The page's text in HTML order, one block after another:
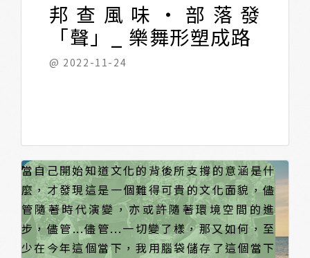
邦查風味・部落發
「聲」_ 樂舞形塑成路
@ 2022-11-24
樂間奏(間奏)出來跳舞的人，當時的畫面想像
應該是很多不同民俗、舞風會出現的派對場
計畫主持人，每參與一場次，等同於又欣賞了
不同的美麗風景，誰是傳統，誰又不傳統？這
件事情已經沒有特定的答案了，自我反思之後
才理解「答案只是在某個時間當下設定的框架
「 剎那間孩子們長大了 」
薄薄部落成年禮這件事情，剛好因緣際會而
已，今年榮幸獲得Changemaker來作為地方實
踐的資格，行動過程中，巴奈・母路教授跟我
們說，今年也是八年一次的部落成年禮，叫我
們一定要去看看參與，一定會有不同的感觸在
Ina千交代萬交代我們行前一天千萬不能吃
「蔥、蒜、雞、蛋、魚」，這就是對部落文化
好奇的開始，為什麼不能吃？一百萬個為什
麼？但我們還是聽耆老的建議，我們真的沒有
違反禁忌，早早休息，因為成年禮發生在凌晨
我們與青年志工約定三點到達啟程會場，睡眼
惺忪的我們到集會所，才發現好多人，而這群
人都來自仁里部落，對大的心靈感觸就是「我
親臨現場」而不再是透過影像看見。
三點半四點左右，阿拉邁 年齡階層的小朋友開
始出發，一路從吉安菸葉廠往海邊的方向邁
進，路程約四五公里。
參與之前我們腦補了很多學術知識，而參與就
是我們的實踐，那天我給部落青年Kulas載著，
我就是負責拿著手機錄影、錄音、拍照，Kulas
也很熱情的跟我分享他們在做什麼，為什麼要
跑這一條路徑，我才瞭解，這條路徑並不是地
沿途部落民眾都會替小孩加油鼓勵，儘管不是
自己小孩，或是不認識的，但只要是來自薄薄
部落都是自己人，更給他們勉勵支持，這件事
情讓我感到很感動，許許多多陪同家長也默默
擦拭眼淚，許多的不捨，也有更多的鼓勵支
當頭目對阿拉邁階層說：「你們長大了，未來
要傳承這樣部落文化」，原來成長往往在剎那
間，成長只是一個形式，而內心是否瞭解傳承
文化的使命感呢？
當自己開始知道文化的背後所支撐的意涵是什
麼，才發現這是一個難得可貴的文化面貌，儘
管隨著時代演變，亦或許隨著環境空間的進
步，儘管...儘管...一切變了樣，那又如何，至
少在今年這個當下，我用腦袋儲存了這個當下